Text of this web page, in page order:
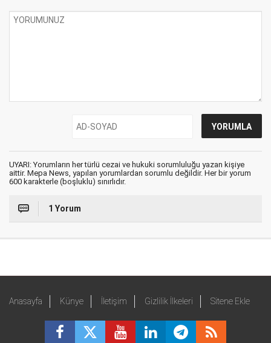
UYARI: Yorumların her türlü cezai ve hukuki sorumluluğu yazan kişiye
aittir. Mepa News, yapılan yorumlardan sorumlu değildir. Her bir yorum
600 karakterle (boşluklu) sınırlıdır.
1 Yorum
Anasayfa Künye İletişim Gizlilik İlkeleri Sitene Ekle